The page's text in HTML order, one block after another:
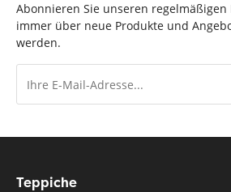
Abonnieren Sie unseren regelmäßigen
immer über neue Produkte und
werden.
Teppiche